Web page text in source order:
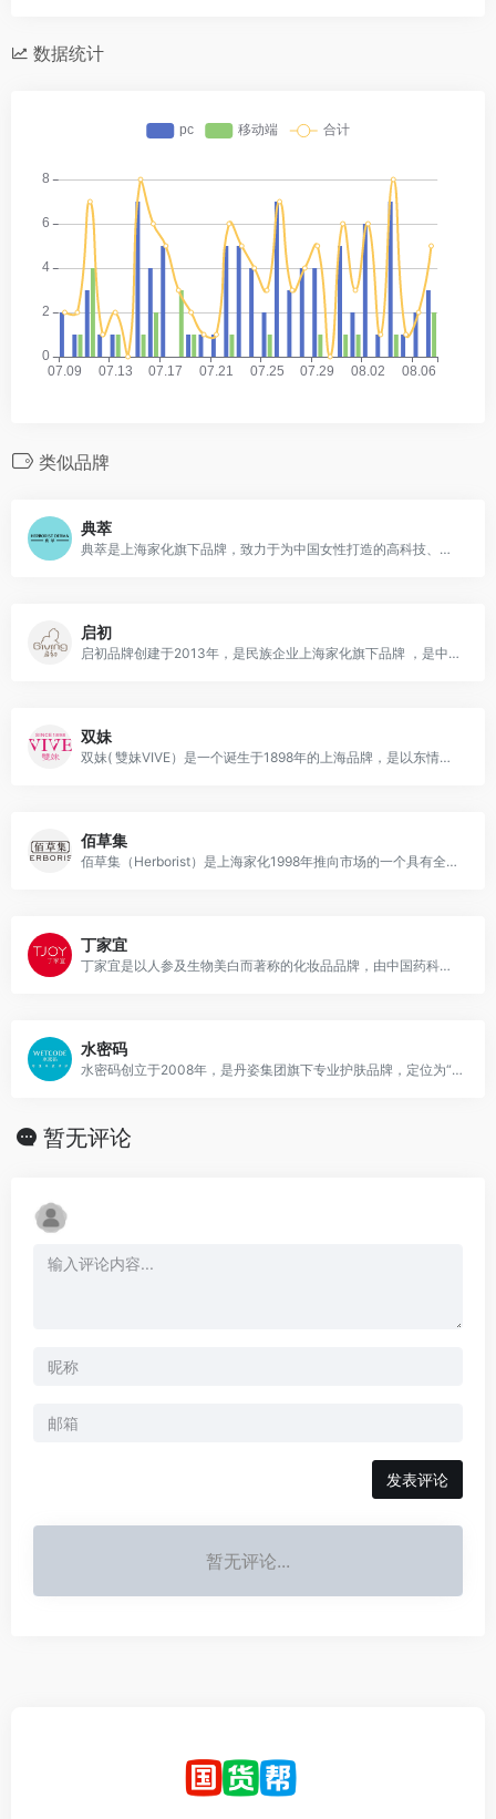
数据统计
类似品牌
典萃
典萃是上海家化旗下品牌，致力于为中国女性打造的高科技、高功效的科研级护肤品牌。
启初
启初品牌创建于2013年，是民族企业上海家化旗下品牌 ，是中国第一个以初生自然能量呵护初生婴幼儿身体发肤的个人护理品牌，专注于为中国0~3岁婴幼儿提供专属肌肤护理产品与解决方案。
双妹
双妹( 雙妹VIVE）是一个诞生于1898年的上海品牌，是以东情西韵为特色的中国高端时尚美妆品牌，专注于香氛护肤、彩妆、香水等
佰草集
佰草集（Herborist）是上海家化1998年推向市场的一个具有全新概念的品牌，是中国第一套具有完整意义的现代中草药中高档个人护理品。
丁家宜
丁家宜是以人参及生物美白而著称的化妆品品牌，由中国药科大学丁家宜教授于1995年创立。
水密码
水密码创立于2008年，是丹姿集团旗下专业护肤品牌，定位为“补水+”
暂无评论
发表评论
暂无评论...